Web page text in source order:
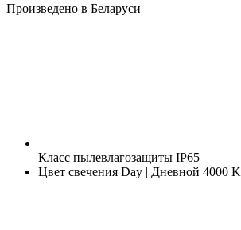
Произведено в Беларуси
Класс пылевлагозащиты IP65
Цвет свечения Day | Дневной 4000 K